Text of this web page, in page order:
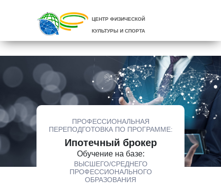
ЦЕНТР ФИЗИЧЕСКОЙ
КУЛЬТУРЫ И СПОРТА
ПРОФЕССИОНАЛЬНАЯ
ПЕРЕПОДГОТОВКА ПО ПРОГРАММЕ:
Ипотечный брокер
Обучение на базе:
ВЫСШЕГО/СРЕДНЕГО
ПРОФЕССИОНАЛЬНОГО
ОБРАЗОВАНИЯ